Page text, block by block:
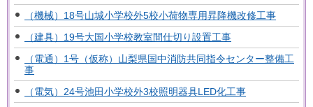
（機械）18号山城小学校外5校小荷物専用昇降機改修工事
（建具）19号大国小学校教室間仕切り設置工事
（電通）1号（仮称）山梨県国中消防共同指令センター整備工
事
（電気）24号池田小学校外3校照明器具LED化工事